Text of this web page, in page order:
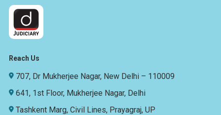
Reach Us
707, Dr Mukherjee Nagar, New Delhi – 110009
641, 1st Floor, Mukherjee Nagar, Delhi
Tashkent Marg, Civil Lines, Prayagraj, UP